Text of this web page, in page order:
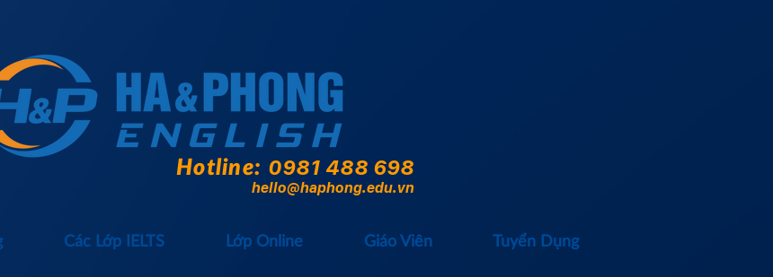
Hotline: 0981 488 698
hello@haphong.edu.vn
Các Lớp IELTS Lớp Online Giáo Viên Tuyển Dụng